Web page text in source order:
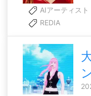
AIアーティスト
REDIA